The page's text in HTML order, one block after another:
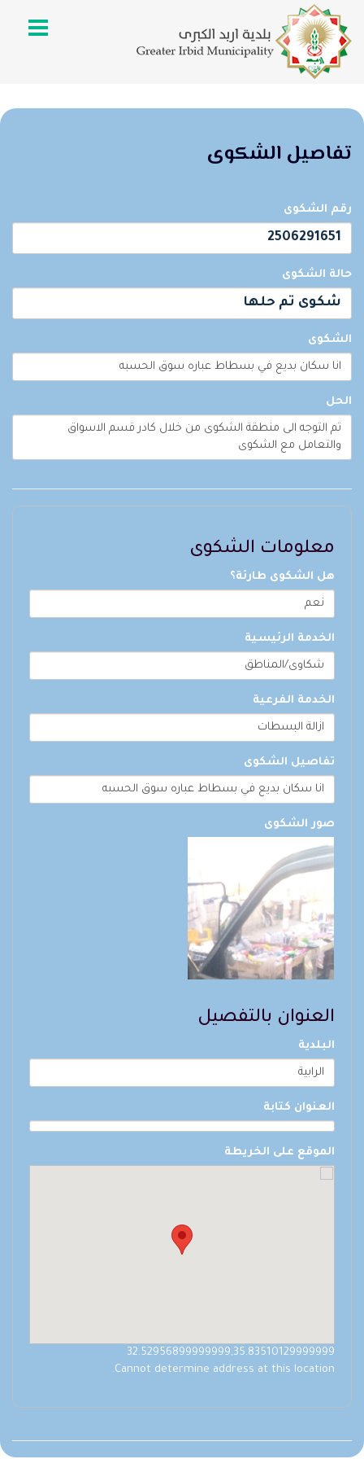
تفاصيل الشكوى
رقم الشكوى
2506291651
حالة الشكوى
شكوى تم حلها
الشكوى
انا سكان بديع في بسطاط عباره سوق الحسبه
الحل
تم التوجه الى منطقة الشكوى من خلال كادر قسم الاسواق
والتعامل مع الشكوى
معلومات الشكوى
هل الشكوى طارئة؟
نعم
الخدمة الرئيسية
شكاوى/المناطق
الخدمة الفرعية
ازالة البسطات
تفاصيل الشكوى
انا سكان بديع في بسطاط عباره سوق الحسبه
صور الشكوى
العنوان بالتفصيل
البلدية
الرابية
العنوان كتابة
الموقع على الخريطة
32.52956899999999,35.83510129999999
Cannot determine address at this location.